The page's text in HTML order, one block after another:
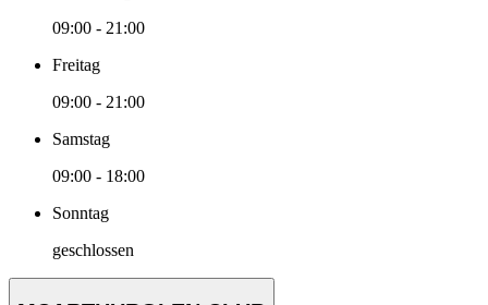
09:00 - 21:00
Freitag
09:00 - 21:00
Samstag
09:00 - 18:00
Sonntag
geschlossen